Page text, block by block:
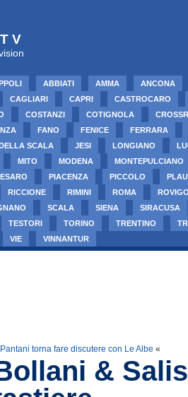
V
ABBIATI AMMA
ANCONA
CAGLIARI CAPRI
CASTROCARO
COSTANZI COTIGNOLA
FANO FENICE
FERRARA
SCALA JESI LONGIANO
MITO MODENA
MONTEPULCIANO
PIACENZA PICCOLO
RICCIONE RIMINI ROMA
SCALA SIENA
SIRACUSA
TESTORI TORINO TRENTINO
VIE VINNANTUR
Pantani torna fare discutere con Le Albe «
&